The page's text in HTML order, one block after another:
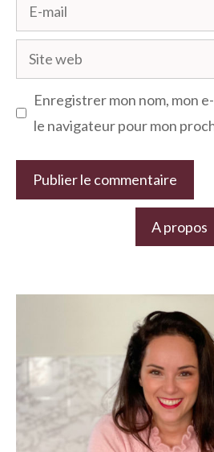
mail
Site
web
Enregistrer mon nom, mon
le navigateur pour mon
A propos